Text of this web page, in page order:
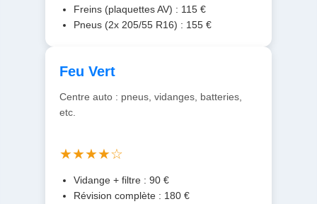
Freins (plaquettes AV) : 115 €
Pneus (2x 205/55 R16) : 155 €
Feu Vert
Centre auto : pneus, vidanges, batteries,
etc.
★★★★☆
Vidange + filtre : 90 €
Révision complète : 180 €